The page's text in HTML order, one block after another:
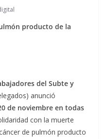
producto de la
del Subte y
anunció
de noviembre en todas
con la muerte
de pulmón producto